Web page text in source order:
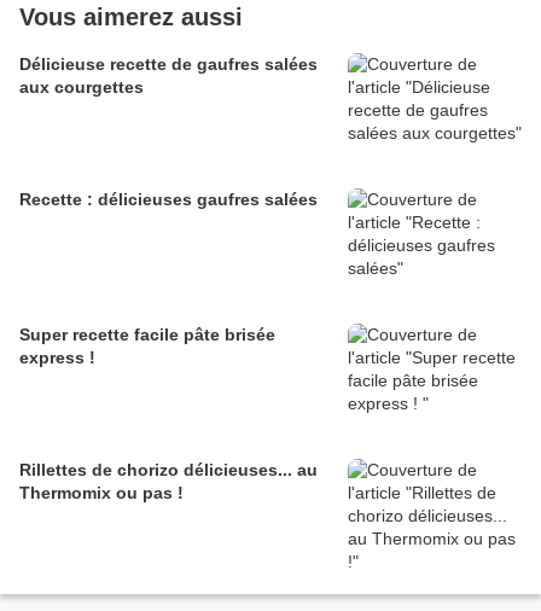
Vous aimerez aussi
Délicieuse recette de gaufres salées
aux courgettes
Recette : délicieuses gaufres salées
Super recette facile pâte brisée
express !
Rillettes de chorizo délicieuses... au
Thermomix ou pas !